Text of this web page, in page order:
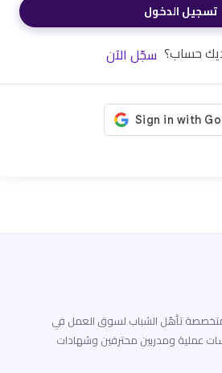
تسجيل الدخول
حساب؟ سجّل الآن
تأهّل الشباب لسوق العمل في
عملية ومدربين محترفين وشهادات